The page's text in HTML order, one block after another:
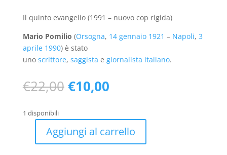
Il quinto evangelio (1991 – nuovo cop rigida)
Mario Pomilio (Orsogna, 14 gennaio 1921 – Napoli, 3
aprile 1990) è stato
uno scrittore, saggista e giornalista italiano.
€22,00 Il
prezzo
era:
€22,00.
€10,00Il
è:
€10,00.
1 disponibili
Aggiungi al carrello